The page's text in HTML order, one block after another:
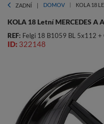
ZADNÍ DOMOV KOLA 18
KOLA 18 Letní MERCEDES A
REF: Felgi 18 B1059 BL 5x112 +
ID: 322148